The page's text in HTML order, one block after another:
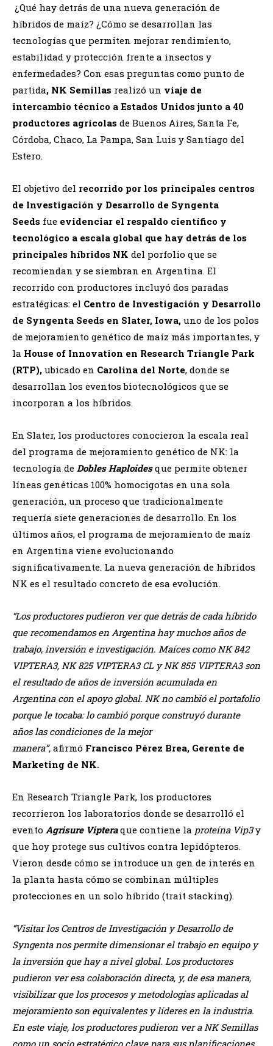
¿Qué hay detrás de una nueva generación de
híbridos de maíz? ¿Cómo se desarrollan las
tecnologías que permiten mejorar rendimiento,
estabilidad y protección frente a insectos y
enfermedades? Con esas preguntas como punto de
partida, NK Semillas realizó un viaje de
intercambio técnico a Estados Unidos junto a 40
productores agrícolas de Buenos Aires, Santa Fe,
Córdoba, Chaco, La Pampa, San Luis y Santiago del
Estero.
El objetivo del recorrido por los principales centros
de Investigación y Desarrollo de Syngenta
Seeds fue evidenciar el respaldo científico y
tecnológico a escala global que hay detrás de los
principales híbridos NK del porfolio que se
recomiendan y se siembran en Argentina. El
recorrido con productores incluyó dos paradas
estratégicas: el Centro de Investigación y Desarrollo
de Syngenta Seeds en Slater, Iowa, uno de los polos
de mejoramiento genético de maíz más importantes, y
la House of Innovation en Research Triangle Park
(RTP), ubicado en Carolina del Norte, donde se
desarrollan los eventos biotecnológicos que se
incorporan a los híbridos.
En Slater, los productores conocieron la escala real
del programa de mejoramiento genético de NK: la
tecnología de Dobles Haploidesque permite obtener
líneas genéticas 100% homocigotas en una sola
generación, un proceso que tradicionalmente
requería siete generaciones de desarrollo. En los
últimos años, el programa de mejoramiento de maíz
en Argentina viene evolucionando
significativamente. La nueva generación de híbridos
NK es el resultado concreto de esa evolución.
“Los productores pudieron ver que detrás de cada híbrido
que recomendamos en Argentina hay muchos años de
trabajo, inversión e investigación. Maíces como NK 842
VIPTERA3, NK 825 VIPTERA3 CL y NK 855 VIPTERA3 son
el resultado de años de inversión acumulada en
Argentina con el apoyo global. NK no cambió el portafolio
porque le tocaba: lo cambió porque construyó durante
años las condiciones de la mejor
manera”, afirmó Francisco Pérez Brea, Gerente de
Marketing de NK.
En Research Triangle Park, los productores
recorrieron los laboratorios donde se desarrolló el
evento Agrisure Vipteraque contiene la proteína Vip3y
que hoy protege sus cultivos contra lepidópteros.
Vieron desde cómo se introduce un gen de interés en
la planta hasta cómo se combinan múltiples
protecciones en un solo híbrido (trait stacking).
“Visitar los Centros de Investigación y Desarrollo de
Syngenta nos permite dimensionar el trabajo en equipo y
la inversión que hay a nivel global. Los productores
pudieron ver esa colaboración directa, y, de esa manera,
visibilizar que los procesos y metodologías aplicadas al
mejoramiento son equivalentes y líderes en la industria.
En este viaje, los productores pudieron ver a NK Semillas
como un socio estratégico clave para sus planificaciones